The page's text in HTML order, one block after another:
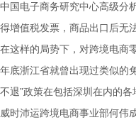
中国电子商务研究中心高级分
得增值税发票，商品出口后无
在这样的局势下，对跨境电商
年底浙江省就曾出现过类似的
不退”政策在包括深圳在内的各
威时沛运跨境电商事业部何伟